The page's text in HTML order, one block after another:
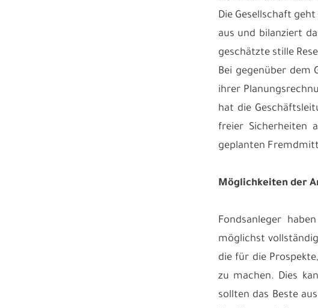
Die Gesellschaft
aus und bilanziert
geschätzte stille
Bei gegenüber dem
ihrer
hat die
freier Sicherheiten
geplanten
Möglichkeiten der
Fondsanleger
möglichst
die für die
zu machen. Dies
sollten das Beste